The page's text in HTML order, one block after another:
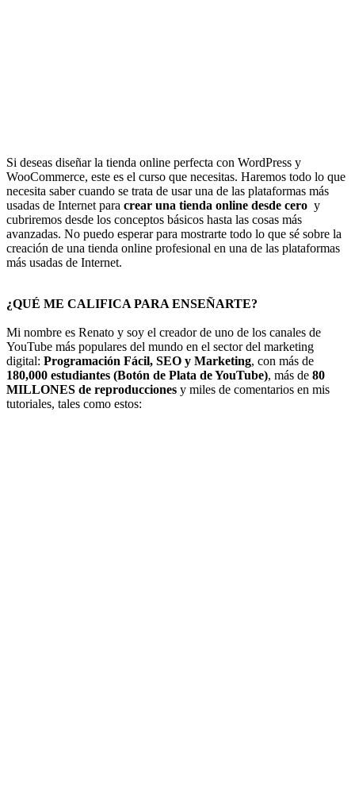
Si deseas diseñar la tienda online perfecta con WordPress y
WooCommerce, este es el curso que necesitas. Haremos todo lo que
necesita saber cuando se trata de usar una de las plataformas más
usadas de Internet para crear una tienda online desde cero y
cubriremos desde los conceptos básicos hasta las cosas más
avanzadas. No puedo esperar para mostrarte todo lo que sé sobre la
creación de una tienda online profesional en una de las plataformas
más usadas de Internet.
¿QUÉ ME CALIFICA PARA ENSEÑARTE?
Mi nombre es Renato y soy el creador de uno de los canales de
YouTube más populares del mundo en el sector del marketing
digital: Programación Fácil, SEO y Marketing, con más de
180,000 estudiantes (Botón de Plata de YouTube), más de 80
MILLONES de reproducciones y miles de comentarios en mis
tutoriales, tales como estos: